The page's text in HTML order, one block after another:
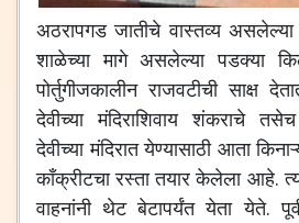
अठरापगड जातीचे वास्तव्य असलेल्या
शाळेच्या मागे असलेल्या पडक्या
पोर्तुगीजकालीन राजवटीची साक्ष
देवीच्या मंदिराशिवाय शंकराचे
देवीच्या मंदिरात येण्यासाठी आता
काँक्रीटचा रस्ता तयार केलेला आहे.
वाहनांनी थेट बेटापर्यंत येता येते.